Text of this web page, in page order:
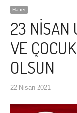
Haber
23 NİSAN
VE
OLSUN
22 Nisan 2021